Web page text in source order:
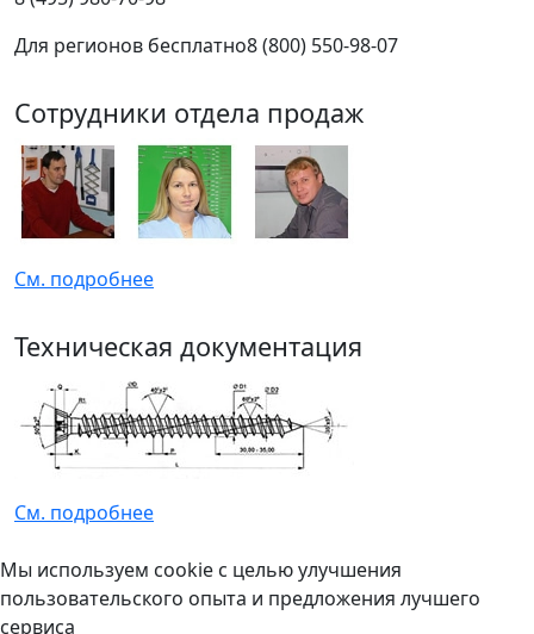
Для регионов бесплатно8 (800) 550-98-07
Сотрудники отдела продаж
См. подробнее
Техническая документация
См. подробнее
Мы используем cookie с целью улучшения
пользовательского опыта и предложения лучшего
сервиса